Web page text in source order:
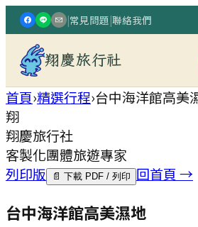
|常見問題|聯絡我們
翔慶旅行社
首頁›精選行程›台中海洋館高美
翔
翔慶旅行社
客製化團體旅遊專家
列印版
📄 下載 PDF / 列印 回首頁 →
台中海洋館高美濕地